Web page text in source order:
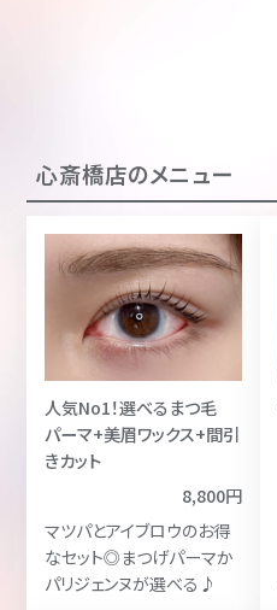
心斎橋店のメニュー
人気No1！選べるまつ毛
パーマ+美眉ワックス+間引
きカット
8,800円
マツパとアイブロウのお得
なセット◎まつげパーマか
パリジェンヌが選べる♪